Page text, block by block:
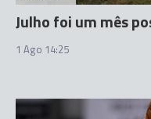
Julho foi um mês
1 Ago 14:25